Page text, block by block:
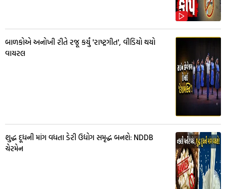
બાળકોએ અનોખી રીતે રજૂ કર્યું 'રાષ્ટ્રગીત', વીડિયો થયો
વાયરલ
શુદ્ધ દૂધની માંગ વધતા ડેરી ઉદ્યોગ સમૃદ્ધ બનશે: NDDB
ચેરમેન